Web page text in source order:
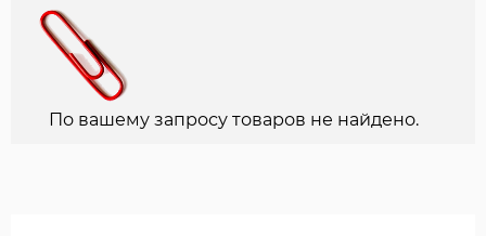
По вашему запросу товаров не найдено.